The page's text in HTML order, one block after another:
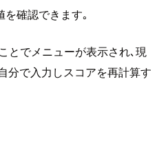
確認できます｡
とでメニューが表示され､現
分で入力しスコアを再計算す